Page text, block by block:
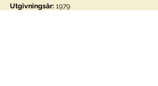
Utgivningsår: